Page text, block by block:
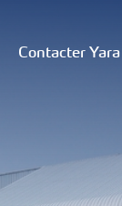
Contacter Yara